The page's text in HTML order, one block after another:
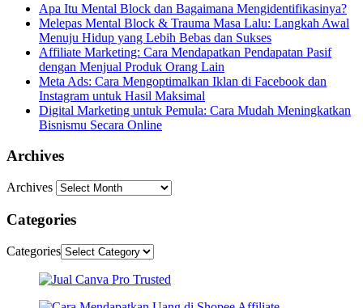
Apa Itu Mental Block dan Bagaimana Mengidentifikasinya?
Melepas Mental Block & Trauma Masa Lalu: Langkah Awal
Menuju Hidup yang Lebih Bebas dan Sukses
Affiliate Marketing: Cara Mendapatkan Pendapatan Pasif
dengan Menjual Produk Orang Lain
Meta Ads: Cara Mengoptimalkan Iklan di Facebook dan
Instagram untuk Hasil Maksimal
Digital Marketing untuk Pemula: Cara Mudah Meningkatkan
Bisnismu Secara Online
Archives
Archives
Categories
Categories